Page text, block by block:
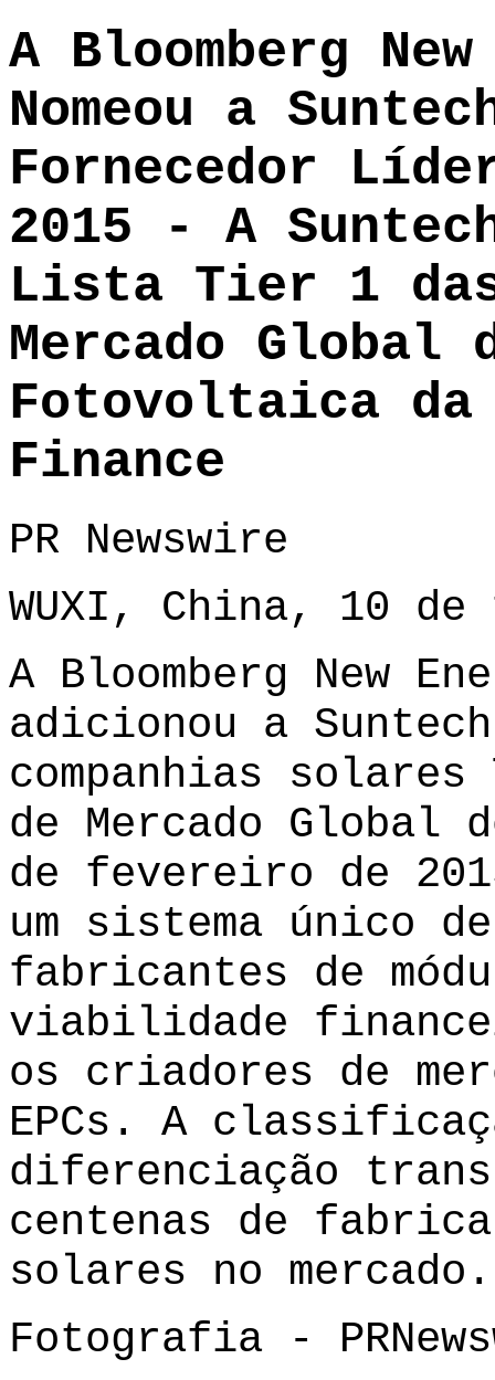
A Bloomberg
Nomeou a
Fornecedor
2015 - A
Lista Tier 1
Mercado Global
Fotovoltaica da
Finance
PR Newswire
WUXI, China, 10
A Bloomberg New
adicionou a
companhias
de Mercado Global
de fevereiro de
um sistema único
fabricantes de
viabilidade
os criadores de
EPCs. A
diferenciação
centenas de
solares no mercado.
Fotografia -